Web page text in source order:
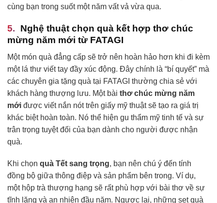
cùng bạn trong suốt một năm vất vả vừa qua.
Nghệ thuật chọn quà kết hợp thơ chúc
mừng năm mới từ FATAGI
Một món quà đẳng cấp sẽ trở nên hoàn hảo hơn khi đi kèm
một lá thư viết tay đầy xúc động. Đây chính là “bí quyết” mà
các chuyên gia tặng quà tại FATAGI thường chia sẻ với
khách hàng thượng lưu. Một bài thơ chúc mừng năm
mới được viết nắn nót trên giấy mỹ thuật sẽ tạo ra giá trị
khác biệt hoàn toàn. Nó thể hiện gu thẩm mỹ tinh tế và sự
trân trọng tuyệt đối của bạn dành cho người được nhận
quà.
Khi chọn quà Tết sang trọng, bạn nên chú ý đến tính
đồng bộ giữa thông điệp và sản phẩm bên trong. Ví dụ,
một hộp trà thượng hạng sẽ rất phù hợp với bài thơ về sự
tĩnh lặng và an nhiên đầu năm. Ngược lại, những set quà